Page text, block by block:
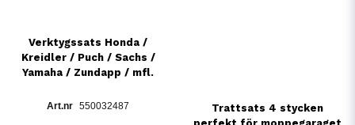
Verktygssats Honda /
Kreidler / Puch / Sachs /
Yamaha / Zundapp / mfl.
550032487
Trattsats 4 stycken